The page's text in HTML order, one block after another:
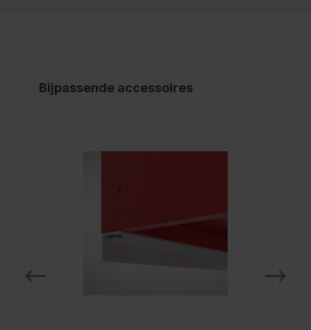
Bijpassende accessoires